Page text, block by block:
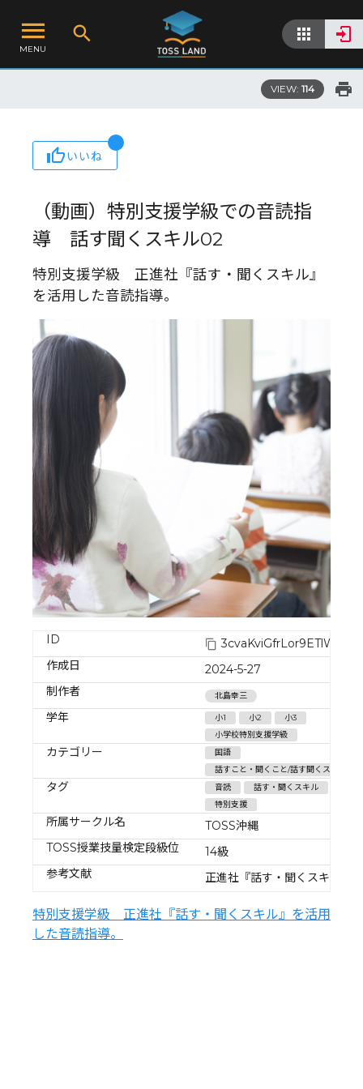
MENU
VIEW: 114
いいね
（動画）特別支援学級での音読指
導 話す聞くスキル02
特別支援学級 正進社『話す・聞くスキル』
を活用した音読指導。
ID
3cvaKviGfrLor9ETlWoS
作成日
2024-5-27
制作者
北島幸三
学年 小1 小2
小3
小学校特別支援学級
カテゴリー
国語
話すこと・聞くこと/話す聞くスキル
タグ 音読
話す・聞くスキル
特別支援
所属サークル名
TOSS沖縄
TOSS授業技量検定段級位
14級
参考文献
正進社『話す・聞くスキル』
特別支援学級 正進社『話す・聞くスキル』を活用
した音読指導。